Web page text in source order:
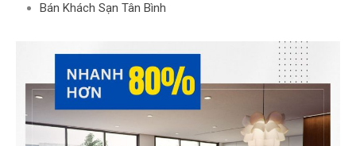
Bán Khách Sạn Tân Bình